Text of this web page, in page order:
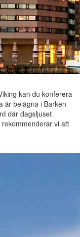
kan du konferera
är belägna i Barken
där dagsljuset
vi att